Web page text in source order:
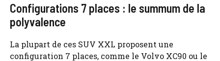
Configurations 7 places : le summum de la
polyvalence
La plupart de ces SUV XXL proposent une
configuration 7 places, comme le Volvo XC90 ou le